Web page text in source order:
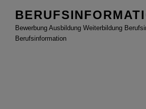
Inhalt
springenBewerbung Ausbildung Weiterbildung
Berufsinformation